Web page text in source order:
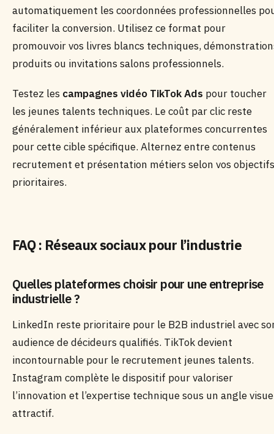
automatiquement les coordonnées professionnelles
faciliter la conversion. Utilisez ce format pour
promouvoir vos livres blancs techniques,
produits ou invitations salons professionnels.
Testez les campagnes vidéo TikTok Ads pour toucher
les jeunes talents techniques. Le coût par clic reste
généralement inférieur aux plateformes concurrentes
pour cette cible spécifique. Alternez entre contenus
recrutement et présentation métiers selon vos objectifs
prioritaires.
FAQ : Réseaux sociaux pour l’industrie
Quelles plateformes choisir pour une entreprise
industrielle ?
LinkedIn reste prioritaire pour le B2B industriel avec
audience de décideurs qualifiés. TikTok devient
incontournable pour le recrutement jeunes talents.
Instagram complète le dispositif pour valoriser
l’innovation et l’expertise technique sous un angle
attractif.